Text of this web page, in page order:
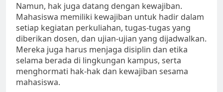
Namun, hak juga datang dengan kewajiban.
Mahasiswa memiliki kewajiban untuk hadir dalam
setiap kegiatan perkuliahan, tugas-tugas yang
diberikan dosen, dan ujian-ujian yang dijadwalkan.
Mereka juga harus menjaga disiplin dan etika
selama berada di lingkungan kampus, serta
menghormati hak-hak dan kewajiban sesama
mahasiswa.